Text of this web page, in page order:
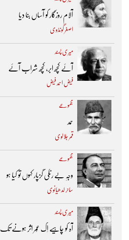
آلام روزگار کو آساں بنا دیا
اصغر گونڈوی
میری پسند
آئے کچھ ابر، کچھ شراب آئے
فیض احمد فیض
مجموعے
حمد
قمر جلالوی
مجموعے
وجہِ بے رنگی گزپار کہوں تو کیا ہو
ساحر لدھیانوی
میری پسند
آہ کو چاہیے اِک عُمر اثر ہونے تک ​